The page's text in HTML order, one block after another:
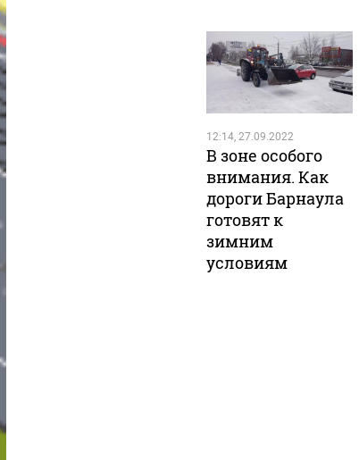
12:14, 27.09.2022
В зоне особого
внимания. Как
дороги Барнаула
готовят к
зимним
условиям